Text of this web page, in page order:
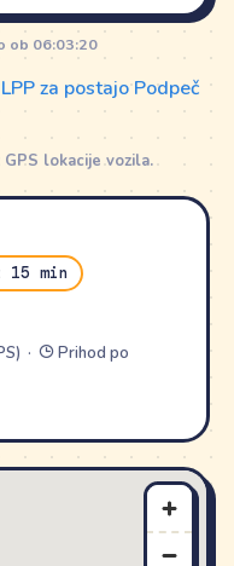
ob 06:03:20
za postajo Podpeč
lokacije vozila.
15 min
·
Prihod po